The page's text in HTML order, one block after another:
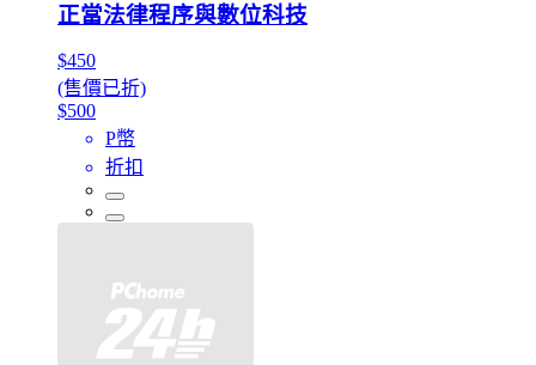
正當法律程序與數位科技
$450
(售價已折)
$500
P幣
折扣